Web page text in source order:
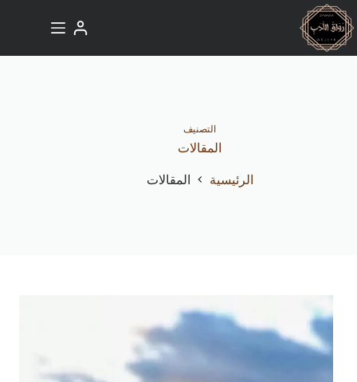
التجاوز
إلى
المحتوى
التصنيف
المقالات
الرئيسية المقالات